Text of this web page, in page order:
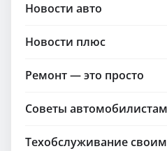
Новости авто
Новости плюс
Ремонт — это просто
Советы автомобилистам
Техобслуживание